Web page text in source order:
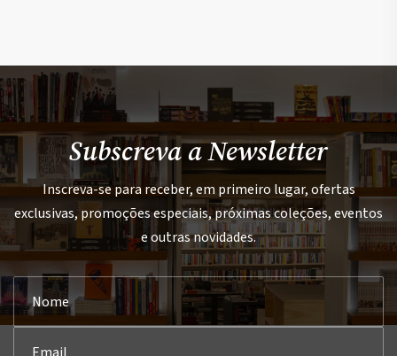
Subscreva a Newsletter
Inscreva-se para receber, em primeiro lugar, ofertas
exclusivas, promoções especiais, próximas coleções, eventos
e outras novidades.